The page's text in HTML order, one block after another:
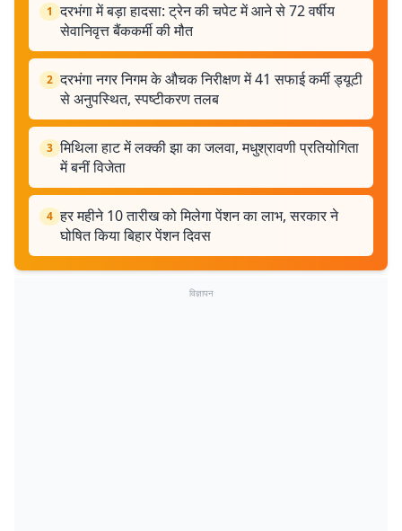
1 दरभंगा में बड़ा हादसा: ट्रेन की चपेट में आने से 72 वर्षीय
सेवानिवृत्त बैंककर्मी की मौत
2 दरभंगा नगर निगम के औचक निरीक्षण में 41 सफाई कर्मी ड्यूटी
से अनुपस्थित, स्पष्टीकरण तलब
3 मिथिला हाट में लक्की झा का जलवा, मधुश्रावणी प्रतियोगिता
में बनीं विजेता
4 हर महीने 10 तारीख को मिलेगा पेंशन का लाभ, सरकार ने
घोषित किया बिहार पेंशन दिवस
विज्ञापन